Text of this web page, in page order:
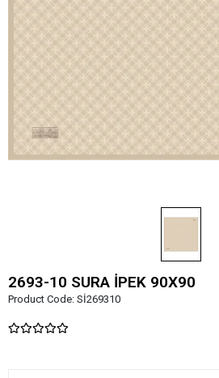
2693-10 SURA İPEK 90X90
Product Code: Sİ269310